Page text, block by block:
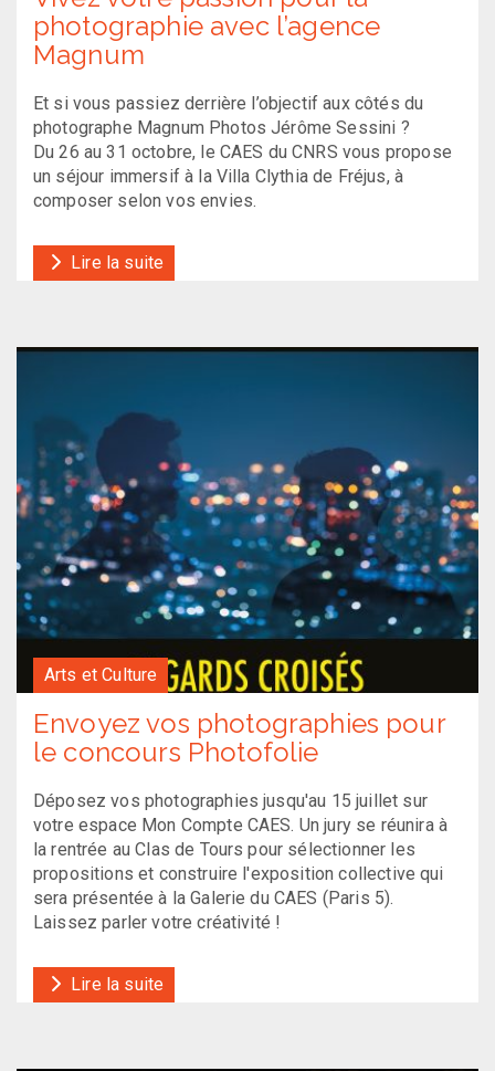
photographie avec l’agence
Magnum
Et si vous passiez derrière l’objectif aux côtés du
photographe Magnum Photos Jérôme Sessini ?
Du 26 au 31 octobre, le CAES du CNRS vous propose
un séjour immersif à la Villa Clythia de Fréjus, à
composer selon vos envies.
Lire la suite
Arts et Culture
Envoyez vos photographies pour
le concours Photofolie
Déposez vos photographies jusqu'au 15 juillet sur
votre espace Mon Compte CAES. Un jury se réunira à
la rentrée au Clas de Tours pour sélectionner les
propositions et construire l'exposition collective qui
sera présentée à la Galerie du CAES (Paris 5).
Laissez parler votre créativité !
Lire la suite